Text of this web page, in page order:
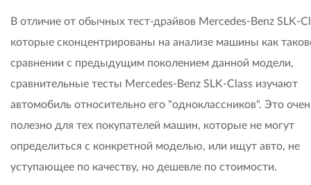
В отличие от обычных тест-драйвов Mercedes-Benz SLK-
которые сконцентрированы на анализе машины как
сравнении с предыдущим поколением данной модели,
сравнительные тесты Mercedes-Benz SLK-Class изучают
автомобиль относительно его "одноклассников". Это
полезно для тех покупателей машин, которые не могут
определиться с конкретной моделью, или ищут авто, не
уступающее по качеству, но дешевле по стоимости.